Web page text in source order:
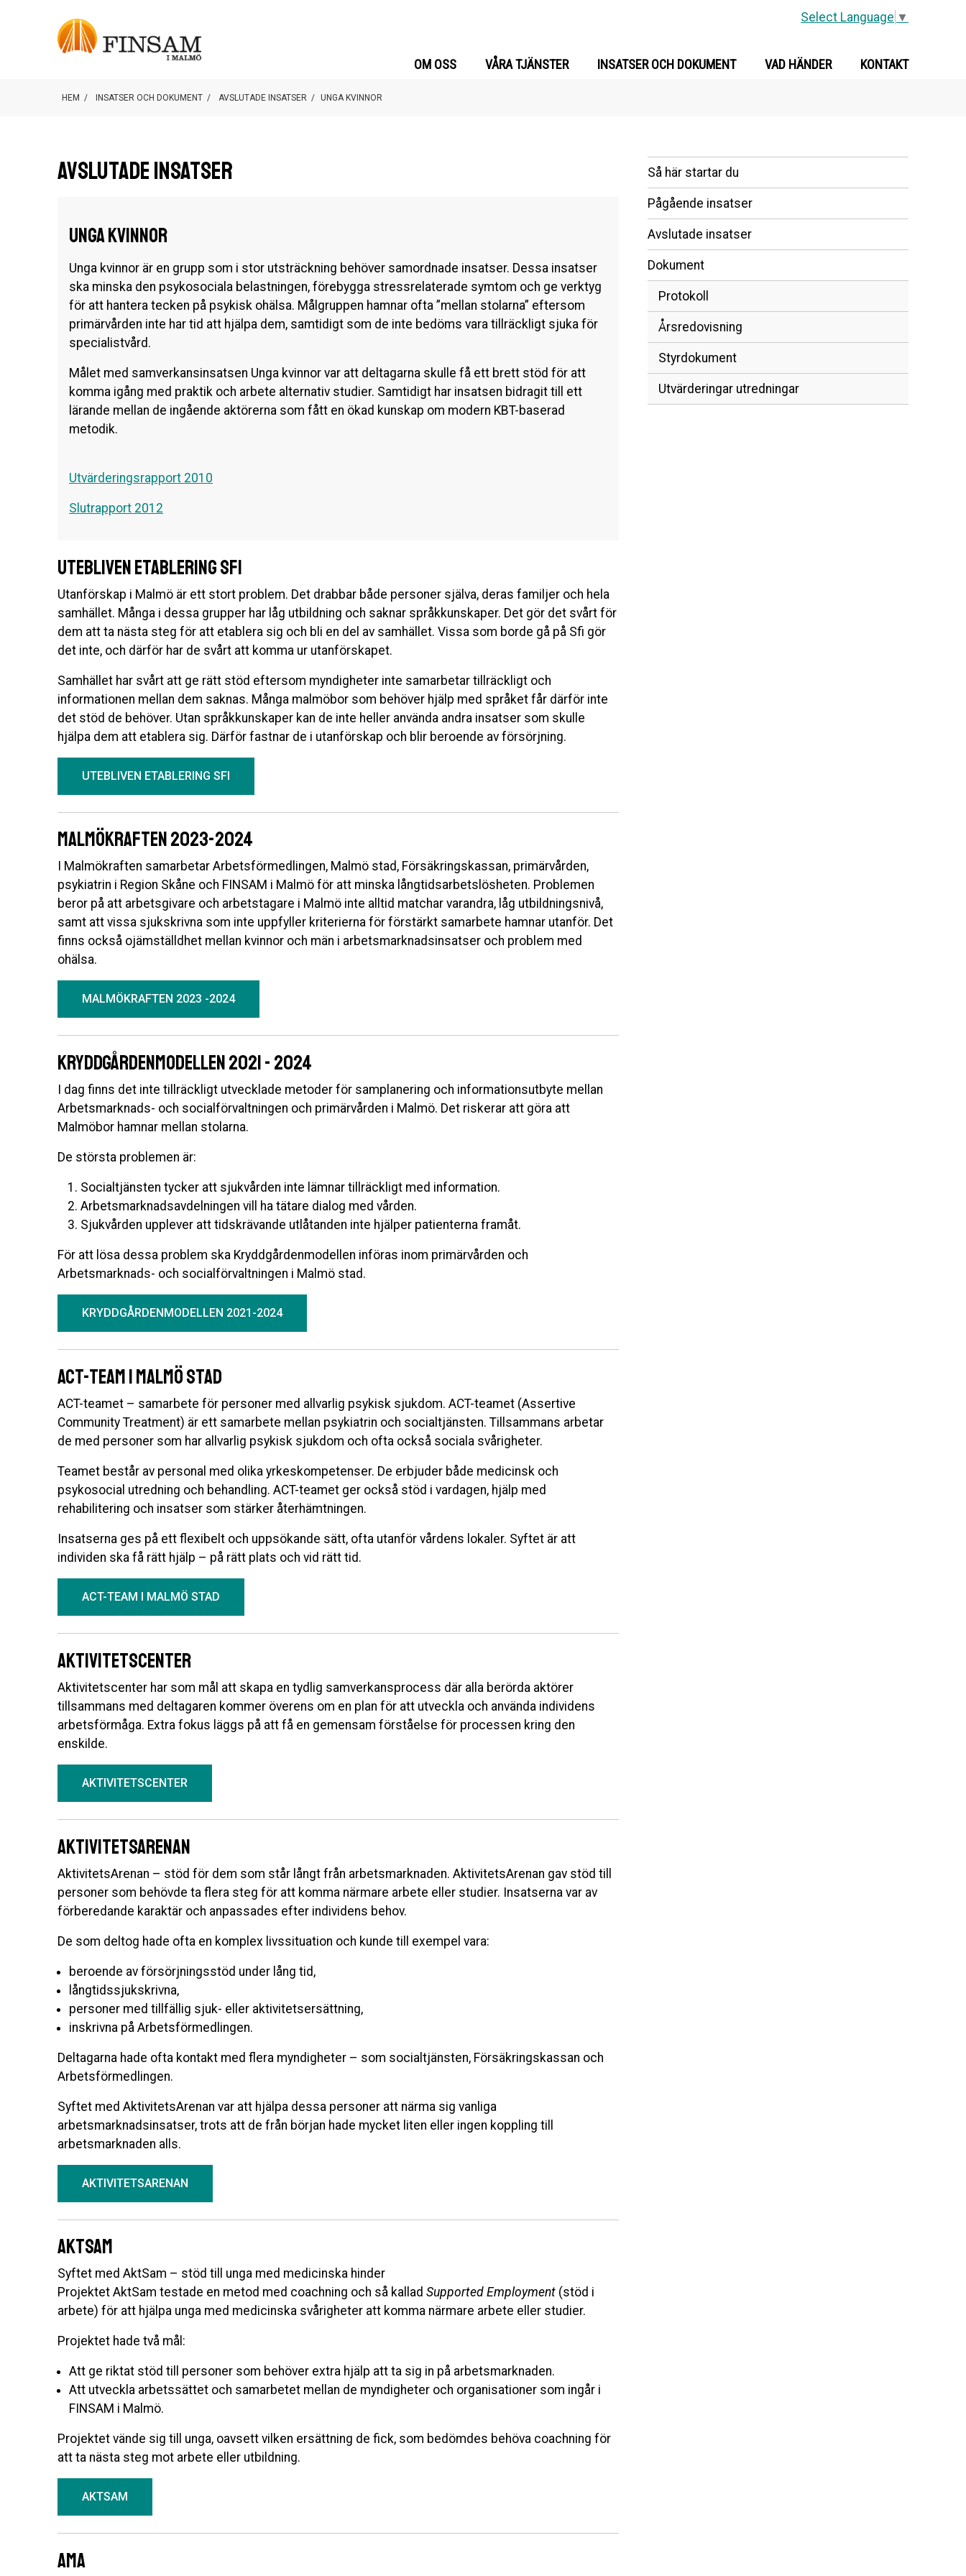
Select Language ▼
OM OSS VÅRA TJÄNSTER INSATSER OCH DOKUMENT VAD HÄNDER KONTAKT
HEM / INSATSER OCH DOKUMENT / AVSLUTADE INSATSER / UNGA KVINNOR
Avslutade insatser
Unga kvinnor
Unga kvinnor är en grupp som i stor utsträckning behöver samordnade insatser. Dessa insatser
ska minska den psykosociala belastningen, förebygga stressrelaterade symtom och ge verktyg
för att hantera tecken på psykisk ohälsa. Målgruppen hamnar ofta ”mellan stolarna” eftersom
primärvården inte har tid att hjälpa dem, samtidigt som de inte bedöms vara tillräckligt sjuka för
specialistvård.
Målet med samverkansinsatsen Unga kvinnor var att deltagarna skulle få ett brett stöd för att
komma igång med praktik och arbete alternativ studier. Samtidigt har insatsen bidragit till ett
lärande mellan de ingående aktörerna som fått en ökad kunskap om modern KBT-baserad
metodik.
Utvärderingsrapport 2010
Slutrapport 2012
Utebliven etablering SFI
Utanförskap i Malmö är ett stort problem. Det drabbar både personer själva, deras familjer och hela
samhället. Många i dessa grupper har låg utbildning och saknar språkkunskaper. Det gör det svårt för
dem att ta nästa steg för att etablera sig och bli en del av samhället. Vissa som borde gå på Sfi gör
det inte, och därför har de svårt att komma ur utanförskapet.
Samhället har svårt att ge rätt stöd eftersom myndigheter inte samarbetar tillräckligt och
informationen mellan dem saknas. Många malmöbor som behöver hjälp med språket får därför inte
det stöd de behöver. Utan språkkunskaper kan de inte heller använda andra insatser som skulle
hjälpa dem att etablera sig. Därför fastnar de i utanförskap och blir beroende av försörjning.
UTEBLIVEN ETABLERING SFI
Malmökraften 2023-2024
I Malmökraften samarbetar Arbetsförmedlingen, Malmö stad, Försäkringskassan, primärvården,
psykiatrin i Region Skåne och FINSAM i Malmö för att minska långtidsarbetslösheten. Problemen
beror på att arbetsgivare och arbetstagare i Malmö inte alltid matchar varandra, låg utbildningsnivå,
samt att vissa sjukskrivna som inte uppfyller kriterierna för förstärkt samarbete hamnar utanför. Det
finns också ojämställdhet mellan kvinnor och män i arbetsmarknadsinsatser och problem med
ohälsa.
MALMÖKRAFTEN 2023 -2024
Kryddgårdenmodellen 2021 - 2024
I dag finns det inte tillräckligt utvecklade metoder för samplanering och informationsutbyte mellan
Arbetsmarknads- och socialförvaltningen och primärvården i Malmö. Det riskerar att göra att
Malmöbor hamnar mellan stolarna.
De största problemen är:
Socialtjänsten tycker att sjukvården inte lämnar tillräckligt med information.
Arbetsmarknadsavdelningen vill ha tätare dialog med vården.
Sjukvården upplever att tidskrävande utlåtanden inte hjälper patienterna framåt.
För att lösa dessa problem ska Kryddgårdenmodellen införas inom primärvården och
Arbetsmarknads- och socialförvaltningen i Malmö stad.
KRYDDGÅRDENMODELLEN 2021-2024
ACT-team i Malmö stad
ACT-teamet – samarbete för personer med allvarlig psykisk sjukdom. ACT-teamet (Assertive
Community Treatment) är ett samarbete mellan psykiatrin och socialtjänsten. Tillsammans arbetar
de med personer som har allvarlig psykisk sjukdom och ofta också sociala svårigheter.
Teamet består av personal med olika yrkeskompetenser. De erbjuder både medicinsk och
psykosocial utredning och behandling. ACT-teamet ger också stöd i vardagen, hjälp med
rehabilitering och insatser som stärker återhämtningen.
Insatserna ges på ett flexibelt och uppsökande sätt, ofta utanför vårdens lokaler. Syftet är att
individen ska få rätt hjälp – på rätt plats och vid rätt tid.
ACT-TEAM I MALMÖ STAD
Aktivitetscenter
Aktivitetscenter har som mål att skapa en tydlig samverkansprocess där alla berörda aktörer
tillsammans med deltagaren kommer överens om en plan för att utveckla och använda individens
arbetsförmåga. Extra fokus läggs på att få en gemensam förståelse för processen kring den
enskilde.
AKTIVITETSCENTER
Aktivitetsarenan
AktivitetsArenan – stöd för dem som står långt från arbetsmarknaden. AktivitetsArenan gav stöd till
personer som behövde ta flera steg för att komma närmare arbete eller studier. Insatserna var av
förberedande karaktär och anpassades efter individens behov.
De som deltog hade ofta en komplex livssituation och kunde till exempel vara:
beroende av försörjningsstöd under lång tid,
långtidssjukskrivna,
personer med tillfällig sjuk- eller aktivitetsersättning,
inskrivna på Arbetsförmedlingen.
Deltagarna hade ofta kontakt med flera myndigheter – som socialtjänsten, Försäkringskassan och
Arbetsförmedlingen.
Syftet med AktivitetsArenan var att hjälpa dessa personer att närma sig vanliga
arbetsmarknadsinsatser, trots att de från början hade mycket liten eller ingen koppling till
arbetsmarknaden alls.
AKTIVITETSARENAN
Aktsam
Syftet med AktSam – stöd till unga med medicinska hinder
Projektet AktSam testade en metod med coachning och så kallad Supported Employment (stöd i
arbete) för att hjälpa unga med medicinska svårigheter att komma närmare arbete eller studier.
Projektet hade två mål:
Att ge riktat stöd till personer som behöver extra hjälp att ta sig in på arbetsmarknaden.
Att utveckla arbetssättet och samarbetet mellan de myndigheter och organisationer som ingår i
FINSAM i Malmö.
Projektet vände sig till unga, oavsett vilken ersättning de fick, som bedömdes behöva coachning för
att ta nästa steg mot arbete eller utbildning.
AKTSAM
AMA
Så här startar du
Pågående insatser
Avslutade insatser
Dokument
Protokoll
Årsredovisning
Styrdokument
Utvärderingar utredningar